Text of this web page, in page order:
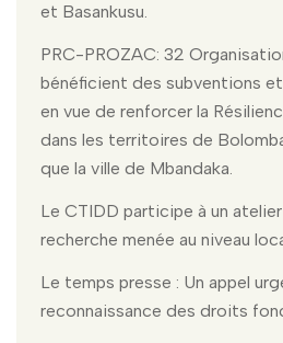
et Basankusu.
PRC-PROZAC: 32
bénéficient des subventions
en vue de renforcer la
dans les territoires de
que la ville de Mbandaka.
Le CTIDD participe à un
recherche menée au niveau
Le temps presse : Un appel
reconnaissance des droits